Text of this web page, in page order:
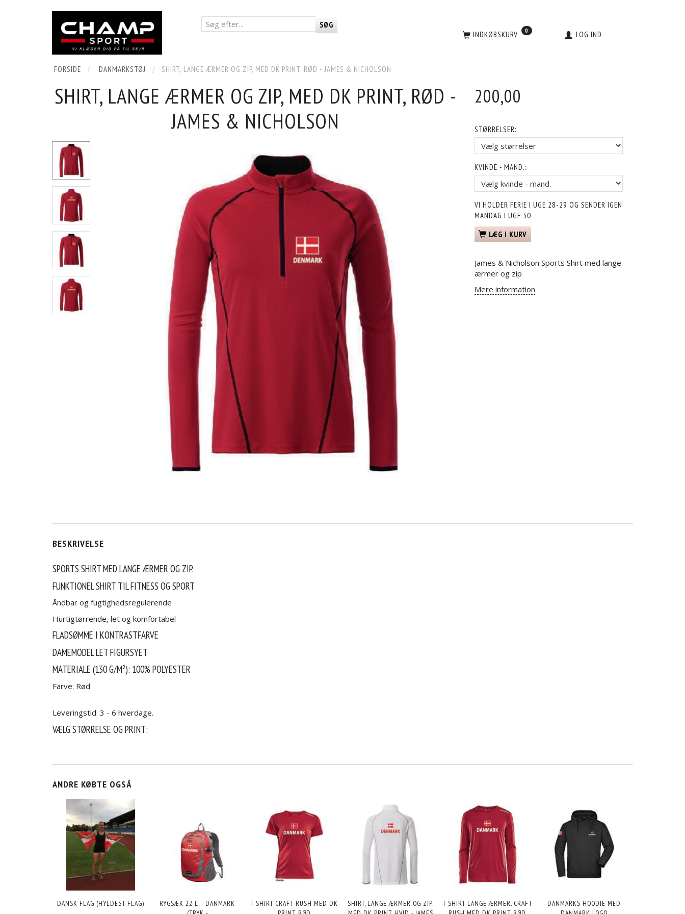
SØG
INDKØBSKURV
0 LOG IND
FORSIDE DANMARKSTØJ SHIRT, LANGE ÆRMER OG ZIP, MED DK PRINT, RØD - JAMES & NICHOLSON
SHIRT, LANGE ÆRMER OG ZIP, MED DK PRINT, RØD -
JAMES & NICHOLSON
200,00
STØRRELSER:
KVINDE - MAND.:
VI HOLDER FERIE I UGE 28-29 OG SENDER IGEN
MANDAG I UGE 30
LÆG I KURV
James & Nicholson Sports Shirt med lange
ærmer og zip
Mere information
BESKRIVELSE
SPORTS SHIRT MED LANGE ÆRMER OG ZIP.
FUNKTIONEL SHIRT TIL FITNESS OG SPORT
Åndbar og fugtighedsregulerende
Hurtigtørrende, let og komfortabel
FLADSØMME I KONTRASTFARVE
DAMEMODEL LET FIGURSYET
MATERIALE (130 G/M²): 100% POLYESTER
Farve: Rød
Leveringstid: 3 - 6 hverdage.
VÆLG STØRRELSE OG PRINT:
ANDRE KØBTE OGSÅ
DANSK FLAG (HYLDEST FLAG)
RYGSÆK 22 L. - DANMARK
T-SHIRT CRAFT RUSH MED DK
SHIRT, LANGE ÆRMER OG ZIP,
T-SHIRT LANGE ÆRMER. CRAFT
DANMARKS HOODIE MED